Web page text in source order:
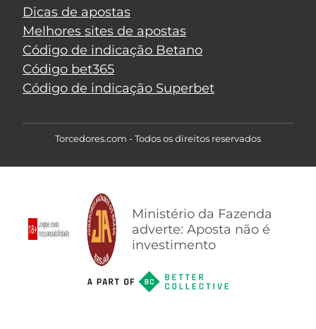
Dicas de apostas
Melhores sites de apostas
Código de indicação Betano
Código bet365
Código de indicação Superbet
Torcedores.com - Todos os direitos reservados
Ministério da Fazenda
adverte: Aposta não é
investimento